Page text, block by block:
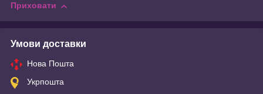
Приховати
Умови доставки
Нова Пошта
Укрпошта